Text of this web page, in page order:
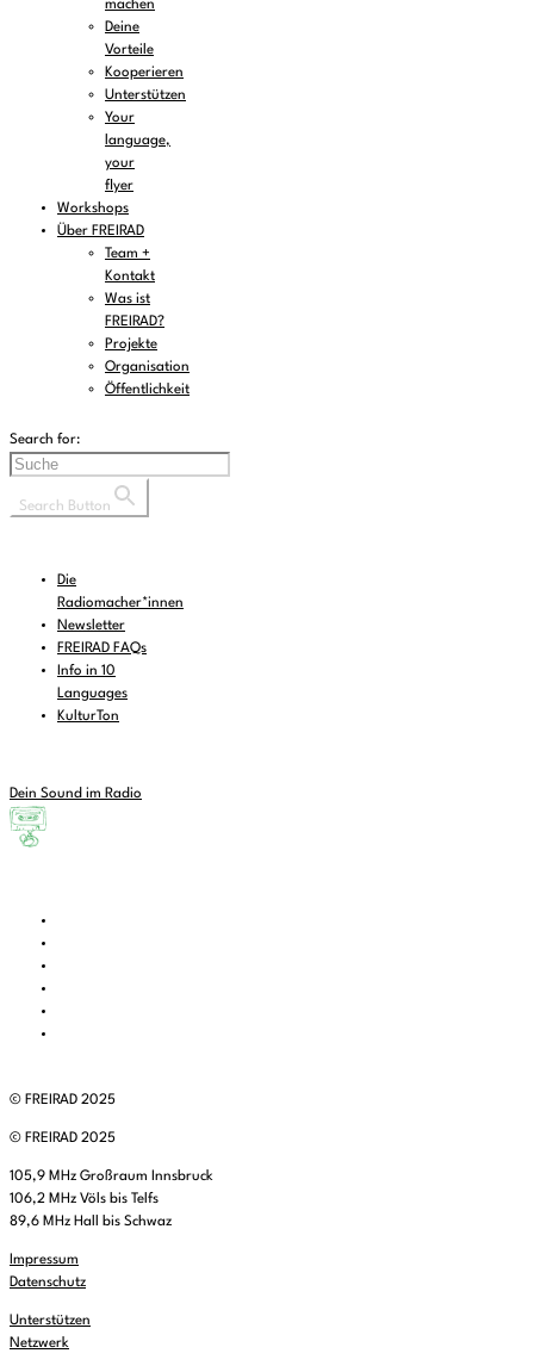
machen
Deine
Vorteile
Kooperieren
Unterstützen
Your
language,
your
flyer
Workshops
Über FREIRAD
Team +
Kontakt
Was ist
FREIRAD?
Projekte
Organisation
Öffentlichkeit
Search for:
Search Button
Die
Radiomacher*innen
Newsletter
FREIRAD FAQs
Info in 10
Languages
KulturTon
Dein Sound im Radio
© FREIRAD 2025
© FREIRAD 2025
105,9 MHz Großraum Innsbruck
106,2 MHz Völs bis Telfs
89,6 MHz Hall bis Schwaz
Impressum
Datenschutz
Unterstützen
Netzwerk